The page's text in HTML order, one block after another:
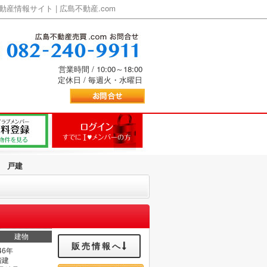
産情報サイト | 広島不動産.com
営業時間 / 10:00～18:00
定休日 / 毎週火・水曜日
戸建
建物
年
建
販売情報へ